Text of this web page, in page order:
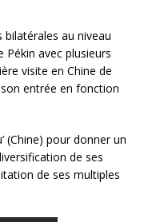
au niveau
avec plusieurs
visite en Chine de
entrée en fonction
(Chine) pour donner un
de ses
de ses multiples